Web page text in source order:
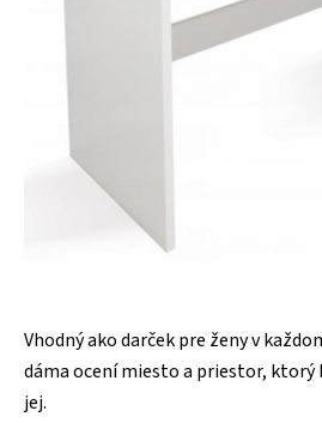
Vhodný ako darček pre ženy v
dáma ocení miesto a priestor, ktorý
jej.